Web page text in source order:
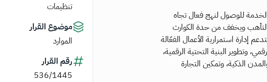
للوصول لنهج فعال تجاه
والتأهب ويخفف من حدة الكوارث
إدارة استمرارية الأعمال الفعّالة
وتطوير البنية التحتية الرقمية،
الذكية، وتمكين التجارة
تنظيمات
موضوع القرار
الموارد
رقم القرار
536/1445